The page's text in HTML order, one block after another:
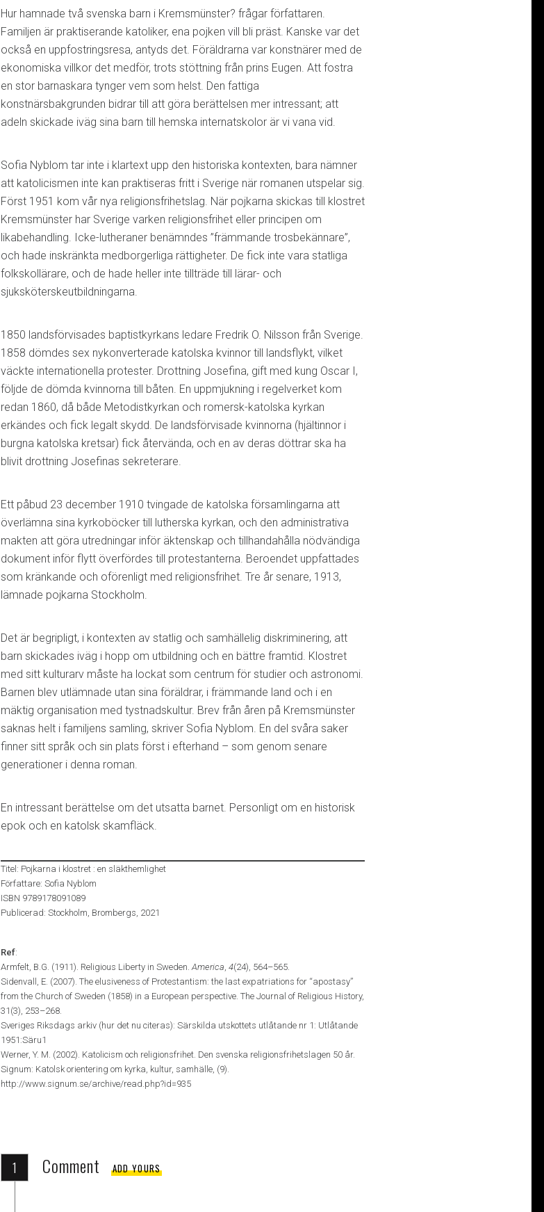
Hur hamnade två svenska barn i Kremsmünster? frågar författaren.
Familjen är praktiserande katoliker, ena pojken vill bli präst. Kanske var det
också en uppfostringsresa, antyds det. Föräldrarna var konstnärer med de
ekonomiska villkor det medför, trots stöttning från prins Eugen. Att fostra
en stor barnaskara tynger vem som helst. Den fattiga
konstnärsbakgrunden bidrar till att göra berättelsen mer intressant; att
adeln skickade iväg sina barn till hemska internatskolor är vi vana vid.
Sofia Nyblom tar inte i klartext upp den historiska kontexten, bara nämner
att katolicismen inte kan praktiseras fritt i Sverige när romanen utspelar sig.
Först 1951 kom vår nya religionsfrihetslag. När pojkarna skickas till klostret
Kremsmünster har Sverige varken religionsfrihet eller principen om
likabehandling. Icke-lutheraner benämndes ”främmande trosbekännare”,
och hade inskränkta medborgerliga rättigheter. De fick inte vara statliga
folkskollärare, och de hade heller inte tillträde till lärar- och
sjuksköterskeutbildningarna.
1850 landsförvisades baptistkyrkans ledare Fredrik O. Nilsson från Sverige.
1858 dömdes sex nykonverterade katolska kvinnor till landsflykt, vilket
väckte internationella protester. Drottning Josefina, gift med kung Oscar I,
följde de dömda kvinnorna till båten. En uppmjukning i regelverket kom
redan 1860, då både Metodistkyrkan och romersk-katolska kyrkan
erkändes och fick legalt skydd. De landsförvisade kvinnorna (hjältinnor i
burgna katolska kretsar) fick återvända, och en av deras döttrar ska ha
blivit drottning Josefinas sekreterare.
Ett påbud 23 december 1910 tvingade de katolska församlingarna att
överlämna sina kyrkoböcker till lutherska kyrkan, och den administrativa
makten att göra utredningar inför äktenskap och tillhandahålla nödvändiga
dokument inför flytt överfördes till protestanterna. Beroendet uppfattades
som kränkande och oförenligt med religionsfrihet. Tre år senare, 1913,
lämnade pojkarna Stockholm.
Det är begripligt, i kontexten av statlig och samhällelig diskriminering, att
barn skickades iväg i hopp om utbildning och en bättre framtid. Klostret
med sitt kulturarv måste ha lockat som centrum för studier och astronomi.
Barnen blev utlämnade utan sina föräldrar, i främmande land och i en
mäktig organisation med tystnadskultur. Brev från åren på Kremsmünster
saknas helt i familjens samling, skriver Sofia Nyblom. En del svåra saker
finner sitt språk och sin plats först i efterhand – som genom senare
generationer i denna roman.
En intressant berättelse om det utsatta barnet. Personligt om en historisk
epok och en katolsk skamfläck.
Titel: Pojkarna i klostret : en släkthemlighet
Författare: Sofia Nyblom
ISBN 9789178091089
Publicerad: Stockholm, Brombergs, 2021
Ref:
Armfelt, B.G. (1911). Religious Liberty in Sweden. America 4(24), 564–565.
Sidenvall, E. (2007). The elusiveness of Protestantism: the last expatriations for “apostasy”
from the Church of Sweden (1858) in a European perspective. The Journal of Religious History,
31(3), 253–268.
Sveriges Riksdags arkiv (hur det nu citeras): Särskilda utskottets utlåtande nr 1: Utlåtande
1951:Säru1
Werner, Y. M. (2002). Katolicism och religionsfrihet. Den svenska religionsfrihetslagen 50 år.
Signum: Katolsk orientering om kyrka, kultur, samhälle, (9).
http://www.signum.se/archive/read.php?id=935
1 Comment ADD YOURS